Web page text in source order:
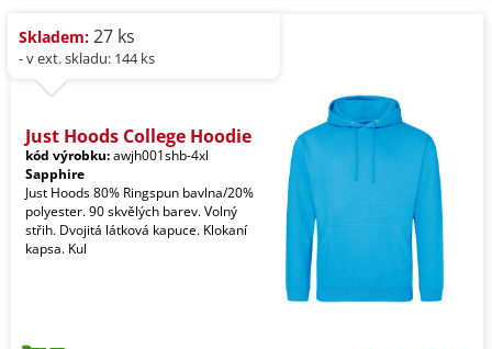
Skladem: 27 ks
- v ext. skladu: 144 ks
Just Hoods College Hoodie
kód výrobku:awjh001shb-4xl
Sapphire
Just Hoods 80% Ringspun bavlna/20%
polyester. 90 skvělých barev. Volný
střih. Dvojitá látková kapuce. Klokaní
kapsa. Kul